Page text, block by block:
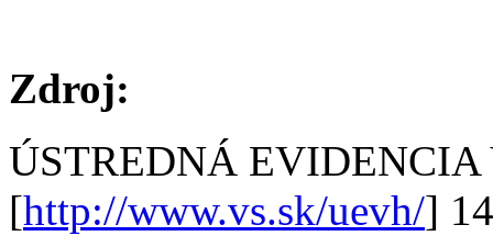
Zdroj:
ÚSTREDNÁ
[http://www.vs.sk/uevh/]